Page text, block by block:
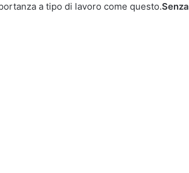
a tipo di lavoro come questo.Senza